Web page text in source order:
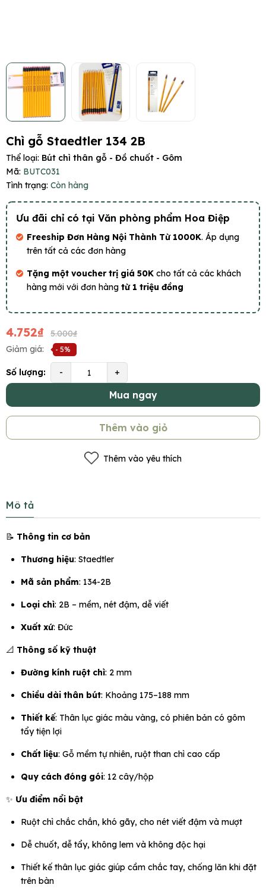
Chì gỗ Staedtler 134 2B
Thể loại: Bút chì thân gỗ - Đồ chuốt - Gôm
Mã: BUTC031
Tình trạng: Còn hàng
Ưu đãi chỉ có tại Văn phòng phẩm Hoa Điệp
Freeship Đơn Hàng Nội Thành Từ 1000K. Áp dụng
trên tất cả các đơn hàng
Tặng một voucher trị giá 50K cho tất cả các khách
hàng mới với đơn hàng từ 1 triệu đồng
4.752₫
5.000₫
Giảm giá:
- 5%
Số lượng: - +
Mua ngay
Thêm vào giỏ
Thêm vào yêu thích
Mô tả
📝 Thông tin cơ bản
Thương hiệu: Staedtler
Mã sản phẩm: 134-2B
Loại chì: 2B – mềm, nét đậm, dễ viết
Xuất xứ: Đức
📐 Thông số kỹ thuật
Đường kính ruột chì: 2 mm
Chiều dài thân bút: Khoảng 175–188 mm
Thiết kế: Thân lục giác màu vàng, có phiên bản có gôm
tẩy tiện lợi
Chất liệu: Gỗ mềm tự nhiên, ruột than chì cao cấp
Quy cách đóng gói: 12 cây/hộp
✨ Ưu điểm nổi bật
Ruột chì chắc chắn, khó gãy, cho nét viết đậm và mượt
Dễ chuốt, dễ tẩy, không lem và không độc hại
Thiết kế thân lục giác giúp cầm chắc tay, chống lăn khi đặt
trên bàn